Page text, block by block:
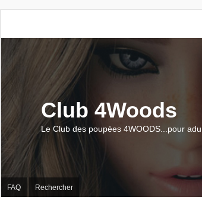
Club 4Woods
Le Club des poupées 4WOODS...pour
FAQ Rechercher